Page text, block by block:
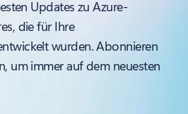
Updates zu Azure-
die für Ihre
wurden. Abonnieren
um immer auf dem neuesten